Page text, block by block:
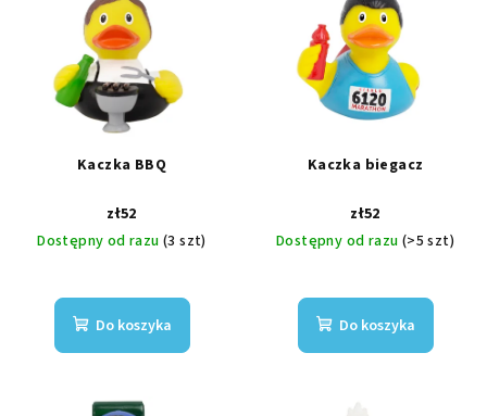
Kaczka BBQ
zł52
Dostępny od razu (3 szt)
Do koszyka
Kaczka biegacz
zł52
Dostępny od razu (>5 szt)
Do koszyka